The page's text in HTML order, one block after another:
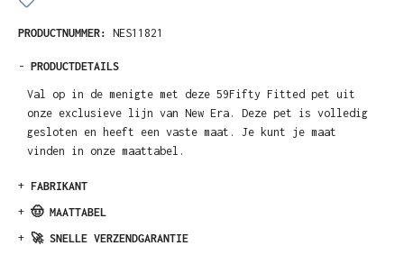
PRODUCTNUMMER: NES11821
- PRODUCTDETAILS
Val op in de menigte met deze 59Fifty Fitted pet uit
onze exclusieve lijn van New Era. Deze pet is volledig
gesloten en heeft een vaste maat. Je kunt je maat
vinden in onze maattabel.
+ FABRIKANT
+ 🤠 MAATTABEL
+ 🚀 SNELLE VERZENDGARANTIE